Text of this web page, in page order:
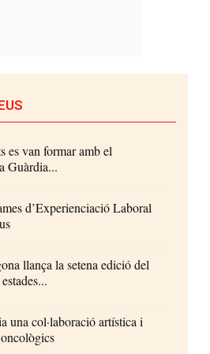
es van formar amb el
Guàrdia...
d’Experienciació Laboral
llança la setena edició del
una col·laboració artística i